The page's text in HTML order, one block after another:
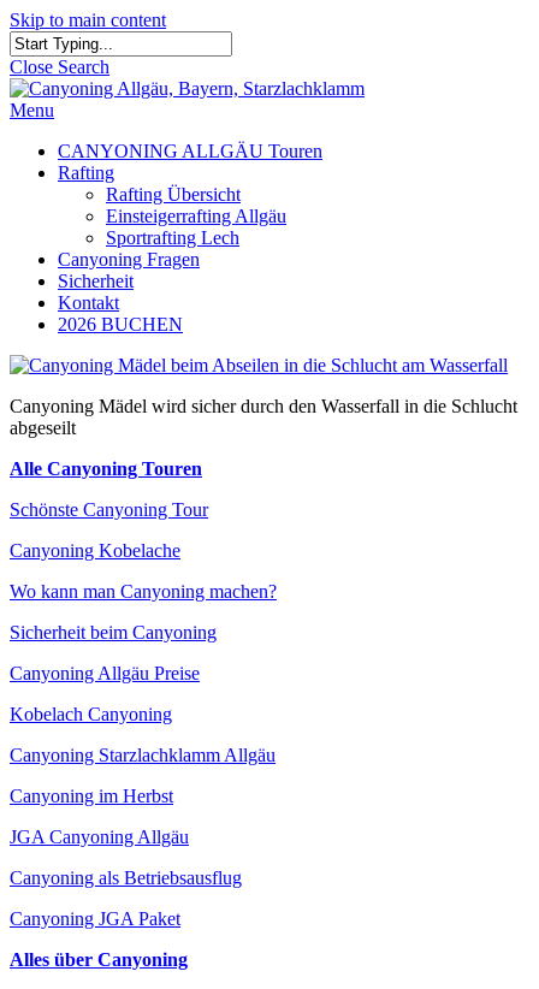
Skip to main content
Close Search
Menu
CANYONING ALLGÄU Touren
Rafting
Rafting Übersicht
Einsteigerrafting Allgäu
Sportrafting Lech
Canyoning Fragen
Sicherheit
Kontakt
2026 BUCHEN
Canyoning Mädel wird sicher durch den Wasserfall in die Schlucht
abgeseilt
Alle Canyoning Touren
Schönste Canyoning Tour
Canyoning Kobelache
Wo kann man Canyoning machen?
Sicherheit beim Canyoning
Canyoning Allgäu Preise
Kobelach Canyoning
Canyoning Starzlachklamm Allgäu
Canyoning im Herbst
JGA Canyoning Allgäu
Canyoning als Betriebsausflug
Canyoning JGA Paket
Alles über Canyoning